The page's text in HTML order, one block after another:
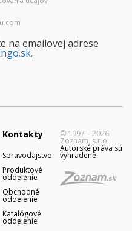
na emailovej adrese
.
Kontakty
Spravodajstvo
Produktové
oddelenie
Obchodné
oddelenie
Katalógové
oddelenie
© 1997 – 2026
Zoznam, s.r.o.
Autorské práva sú
vyhradené.